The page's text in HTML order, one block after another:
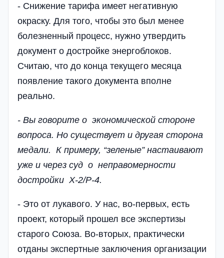
- Снижение тарифа имеет негативную
окраску. Для того, чтобы это был менее
болезненный процесс, нужно утвердить
документ о достройке энергоблоков.
Считаю, что до конца текущего месяца
появление такого документа вполне
реально.
- Вы говорите о экономической сто­­роне
вопроса. Но существует и другая сторона
медали. К примеру, “зе­леные” настаивают
уже и через суд о неправомерности
достройки Х-2/Р-4.
- Это от лукавого. У нас, во-первых, есть
проект, который прошел все экспертизы
старого Союза. Во-вторых, практически
отданы экспертные заключения организации